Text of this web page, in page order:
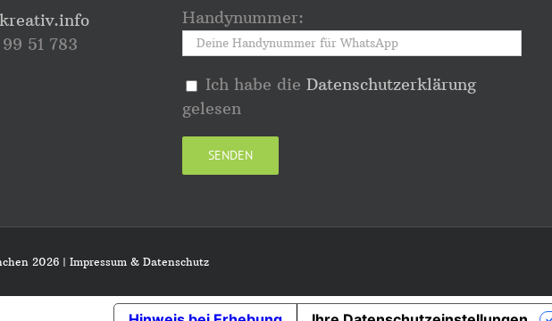
51 783
Handynummer:
Ich habe die Datenschutzerklärung
gelesen
2026 | Impressum & Datenschutz